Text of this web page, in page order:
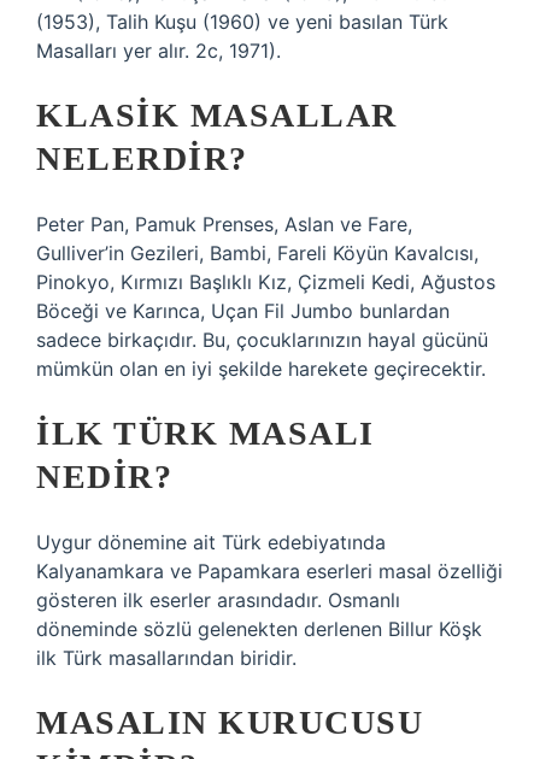
(1953), Talih Kuşu (1960) ve yeni basılan Türk
Masalları yer alır. 2c, 1971).
KLASIK MASALLAR
NELERDIR?
Peter Pan, Pamuk Prenses, Aslan ve Fare,
Gulliver’in Gezileri, Bambi, Fareli Köyün Kavalcısı,
Pinokyo, Kırmızı Başlıklı Kız, Çizmeli Kedi, Ağustos
Böceği ve Karınca, Uçan Fil Jumbo bunlardan
sadece birkaçıdır. Bu, çocuklarınızın hayal gücünü
mümkün olan en iyi şekilde harekete geçirecektir.
İLK TÜRK MASALI
NEDIR?
Uygur dönemine ait Türk edebiyatında
Kalyanamkara ve Papamkara eserleri masal özelliği
gösteren ilk eserler arasındadır. Osmanlı
döneminde sözlü gelenekten derlenen Billur Köşk
ilk Türk masallarından biridir.
MASALIN KURUCUSU